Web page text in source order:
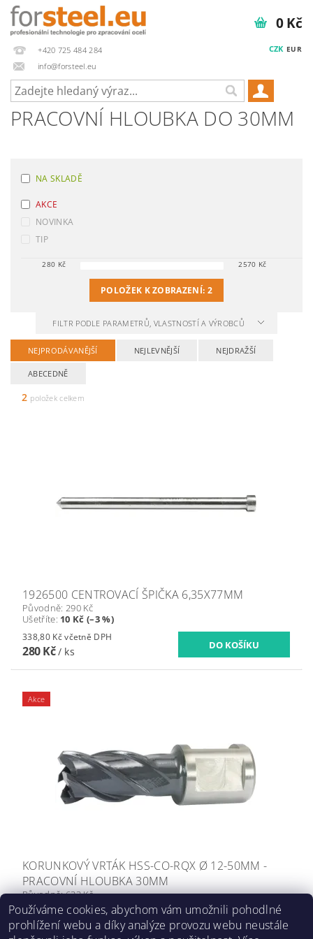
+420 725 484 284
info@forsteel.eu
CZK EUR
0 Kč
PRACOVNÍ HLOUBKA DO 30MM
NA SKLADĚ
AKCE
NOVINKA
TIP
280 Kč 2570 Kč
POLOŽEK K ZOBRAZENÍ: 2
FILTR PODLE PARAMETRŮ, VLASTNOSTÍ A VÝROBCŮ
NEJPRODÁVANĚJŠÍ NEJLEVNĚJŠÍ NEJDRAŽŠÍ
ABECEDNĚ
2 položek celkem
1926500 CENTROVACÍ ŠPIČKA 6,35X77MM
Původně: 290 Kč
Ušetříte: 10 Kč (–3 %)
338,80 Kč včetně DPH
280 Kč/ ks
Akce
KORUNKOVÝ VRTÁK HSS-CO-RQX Ø 12-50MM -
PRACOVNÍ HLOUBKA 30MM
Původně:633 Kč
Ušetříte:až 650 Kč (–27 %)
od 750,20 Kč včetně DPH
DETAIL
Používáme cookies, abychom vám umožnili pohodlné
prohlížení webu a díky analýze provozu webu neustále